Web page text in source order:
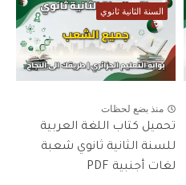
السنة الثانية ثانوي
منذ بضع لحظات
تحميل كتاب اللغة العربية
للسنة الثانية ثانوي شعبة
لغات أجنبية PDF